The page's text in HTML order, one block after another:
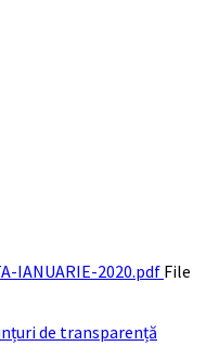
IANUARIE-2020.pdf File
de transparență